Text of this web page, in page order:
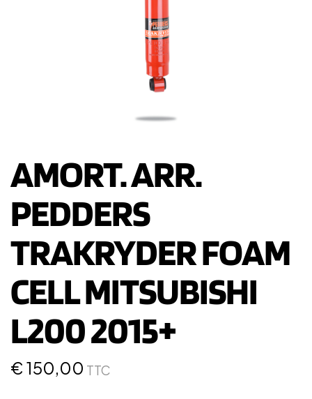
AMORT. ARR.
PEDDERS
TRAKRYDER FOAM
CELL MITSUBISHI
L200 2015+
€ 150,00 TTC